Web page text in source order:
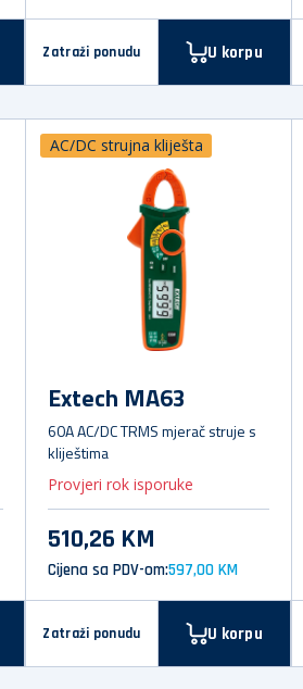
Zatraži ponudu U korpu
AC/DC strujna kliješta
Extech MA63
60A AC/DC TRMS mjerač struje s
kliještima
Provjeri rok isporuke
510,26 KM
Cijena sa PDV-om:597,00 KM
Zatraži ponudu U korpu